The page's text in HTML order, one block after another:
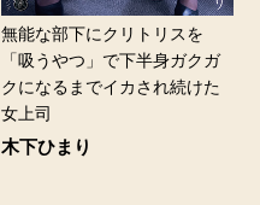
無能な部下にクリトリスを
「吸うやつ」で下半身ガクガ
クになるまでイカされ続けた
女上司
木下ひまり